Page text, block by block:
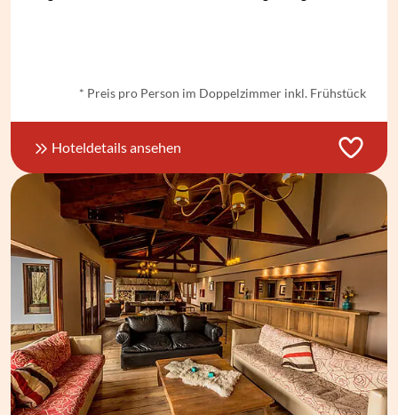
* Preis pro Person im Doppelzimmer inkl. Frühstück
Hoteldetails ansehen